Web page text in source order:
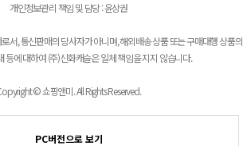
개인정보관리 책임 및 담당 : 윤상권
서, 통신판매의 당사자가 아니며, 해외배송 상품 또는 구매대행 상품의
등에 대하여 (주)신화캐슬은 일체 책임을 지지 않습니다.
© 쇼핑앤미. All Rights Reserved.
PC버전으로 보기